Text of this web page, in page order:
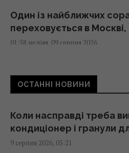
Один із найближчих
переховується в
01:58 неділя, 09 серпня 2026
Зухвалі удари України по
зіграти на руку Путіну, -
Експерт назвав 4
які встановлює на кожен
ОСТАННІ НОВИНИ
Коли насправді треба
кондиціонер і гранули
9 серпня 2026, 05:21